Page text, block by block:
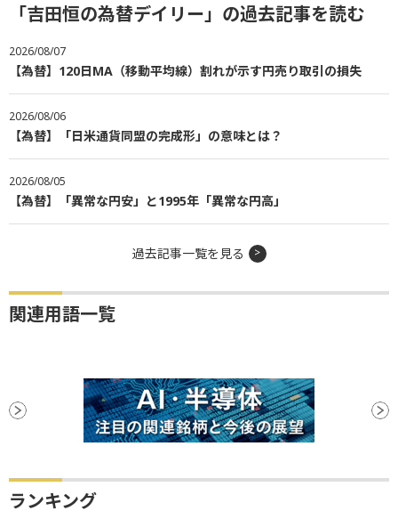
「吉田恒の為替デイリー」の過去記事を読む
2026/08/07
【為替】120日MA（移動平均線）割れが示す円売り取引の損失
2026/08/06
【為替】「日米通貨同盟の完成形」の意味とは？
2026/08/05
【為替】「異常な円安」と1995年「異常な円高」
過去記事一覧を見る
関連用語一覧
ランキング